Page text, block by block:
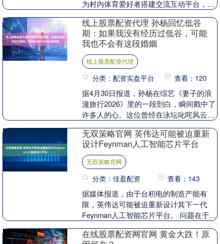
为村内体育爱好者搭建交流互动平台，让
本次比赛时间....
线上股票配资代理 孙杨回忆低谷
期：如果我没有经历过低谷，可能
我也不会有这段婚姻
线上股票配资代理
分类：配资实盘平台 查看：120
据4月30日报道，孙杨在综艺《妻子的浪
漫旅行2026》里的一段剖白，瞬间戳中了
许多人的心。这位曾经在泳坛叱咤风云的
口，吐露出....
无双策略官网 英伟达可能被迫重新
设计Feynman人工智能芯片平台
无双策略官网
分类：佳盈配资 查看：143
据媒体报道，由于台积电的制造产能有
限，英伟达可能被迫重新设计其下一代
Feynman人工智能芯片平台。 问题在于对
据报道台积电....
在线股票配资网官网 黄金大跌！原